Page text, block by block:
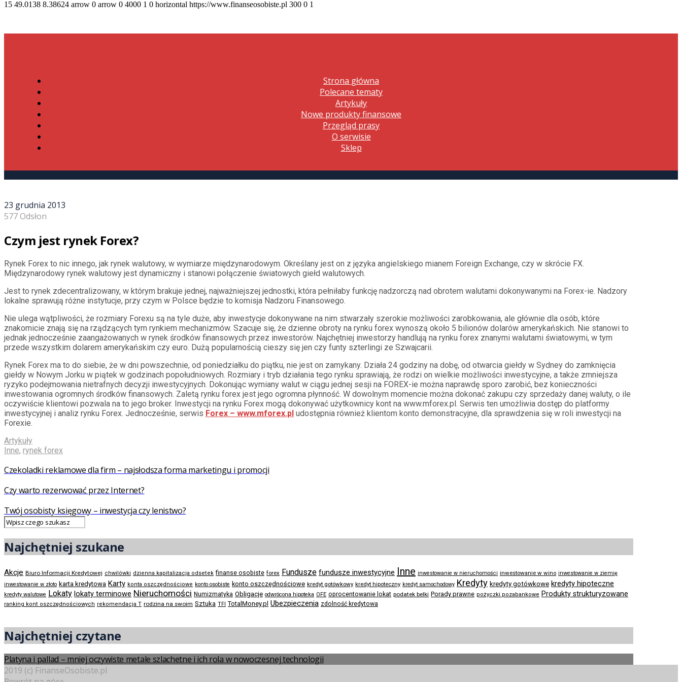
15 49.0138 8.38624 arrow 0 arrow 0 4000 1 0 horizontal https://www.finanseosobiste.pl 300 0 1
Strona główna
Polecane tematy
Artykuły
Nowe produkty finansowe
Przegląd prasy
O serwisie
Sklep
23 grudnia 2013
577 Odsłon
Czym jest rynek Forex?
Rynek Forex to nic innego, jak rynek walutowy, w wymiarze międzynarodowym. Określany jest on z języka angielskiego mianem Foreign Exchange, czy w skrócie FX.
Międzynarodowy rynek walutowy jest dynamiczny i stanowi połączenie światowych giełd walutowych.
Jest to rynek zdecentralizowany, w którym brakuje jednej, najważniejszej jednostki, która pełniłaby funkcję nadzorczą nad obrotem walutami dokonywanymi na Forex-ie. Nadzory
lokalne sprawują różne instytucje, przy czym w Polsce będzie to komisja Nadzoru Finansowego.
Nie ulega wątpliwości, że rozmiary Forexu są na tyle duże, aby inwestycje dokonywane na nim stwarzały szerokie możliwości zarobkowania, ale głównie dla osób, które
znakomicie znają się na rządzących tym rynkiem mechanizmów. Szacuje się, że dzienne obroty na rynku forex wynoszą około 5 bilionów dolarów amerykańskich. Nie stanowi to
jednak jednocześnie zaangażowanych w rynek środków finansowych przez inwestorów. Najchętniej inwestorzy handlują na rynku forex znanymi walutami światowymi, w tym
przede wszystkim dolarem amerykańskim czy euro. Dużą popularnością cieszy się jen czy funty szterlingi ze Szwajcarii.
Rynek Forex ma to do siebie, że w dni powszechnie, od poniedziałku do piątku, nie jest on zamykany. Działa 24 godziny na dobę, od otwarcia giełdy w Sydney do zamknięcia
giełdy w Nowym Jorku w piątek w godzinach popołudniowych. Rozmiary i tryb działania tego rynku sprawiają, że rodzi on wielkie możliwości inwestycyjne, a także zmniejsza
ryzyko podejmowania nietrafnych decyzji inwestycyjnych. Dokonując wymiany walut w ciągu jednej sesji na FOREX-ie można naprawdę sporo zarobić, bez konieczności
inwestowania ogromnych środków finansowych. Zaletą rynku forex jest jego ogromna płynność. W dowolnym momencie można dokonać zakupu czy sprzedaży danej waluty, o ile
oczywiście klientowi pozwala na to jego broker. Inwestycji na rynku Forex mogą dokonywać użytkownicy kont na www.mforex.pl. Serwis ten umożliwia dostęp do platformy
inwestycyjnej i analiz rynku Forex. Jednocześnie, serwis Forex – www.mforex.pl udostępnia również klientom konto demonstracyjne, dla sprawdzenia się w roli inwestycji na
Forexie.
Artykuły
Inne, rynek forex
Czekoladki reklamowe dla firm – najsłodsza forma marketingu i promocji
Czy warto rezerwować przez Internet?
Twój osobisty księgowy – inwestycja czy lenistwo?
Najchętniej szukane
Akcje Biuro Informacji Kredytowej chwilówki dzienna kapitalizacja odsetek finanse osobiste forex Fundusze fundusze inwestycyjne Inne inwestowanie w nieruchomości inwestowanie w wino inwestowanie w ziemię
inwestowanie w złoto karta kredytowa Karty konta oszczędnościowe konto osobiste konto oszczędnościowe kredyt gotówkowy kredyt hipoteczny kredyt samochodowy Kredyty kredyty gotówkowe kredyty hipoteczne
kredyty walutowe Lokaty lokaty terminowe Nieruchomości Numizmatyka Obligacje odwrócona hipoteka OFE oprocentowanie lokat podatek belki Porady prawne pożyczki pozabankowe Produkty strukturyzowane
ranking kont oszczędnościowych rekomendacja T rodzina na swoim Sztuka TFI TotalMoney.pl Ubezpieczenia zdolność kredytowa
Najchętniej czytane
Platyna i pallad – mniej oczywiste metale szlachetne i ich rola w nowoczesnej technologii
2019 (c) FinanseOsobiste.pl